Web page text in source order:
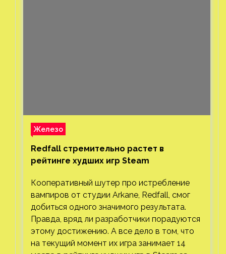
Железо
Redfall стремительно растет в
рейтинге худших игр Steam
Кооперативный шутер про истребление
вампиров от студии Arkane, Redfall, смог
добиться одного значимого результата.
Правда, вряд ли разработчики порадуются
этому достижению. А все дело в том, что
на текущий момент их игра занимает 14